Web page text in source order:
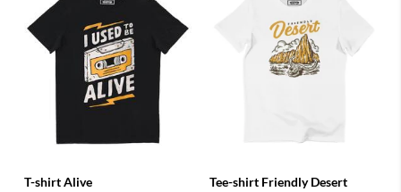
T-shirt Alive Tee-shirt Friendly Desert